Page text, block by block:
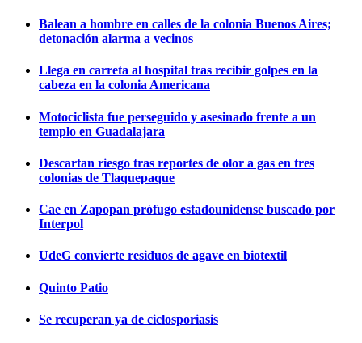
Balean a hombre en calles de la colonia Buenos Aires;
detonación alarma a vecinos
Llega en carreta al hospital tras recibir golpes en la
cabeza en la colonia Americana
Motociclista fue perseguido y asesinado frente a un
templo en Guadalajara
Descartan riesgo tras reportes de olor a gas en tres
colonias de Tlaquepaque
Cae en Zapopan prófugo estadounidense buscado por
Interpol
UdeG convierte residuos de agave en biotextil
Quinto Patio
Se recuperan ya de ciclosporiasis